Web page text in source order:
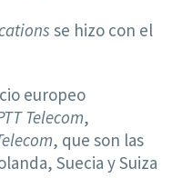
se hizo con el
europeo
Telecom,
, que son las
Suecia y Suiza